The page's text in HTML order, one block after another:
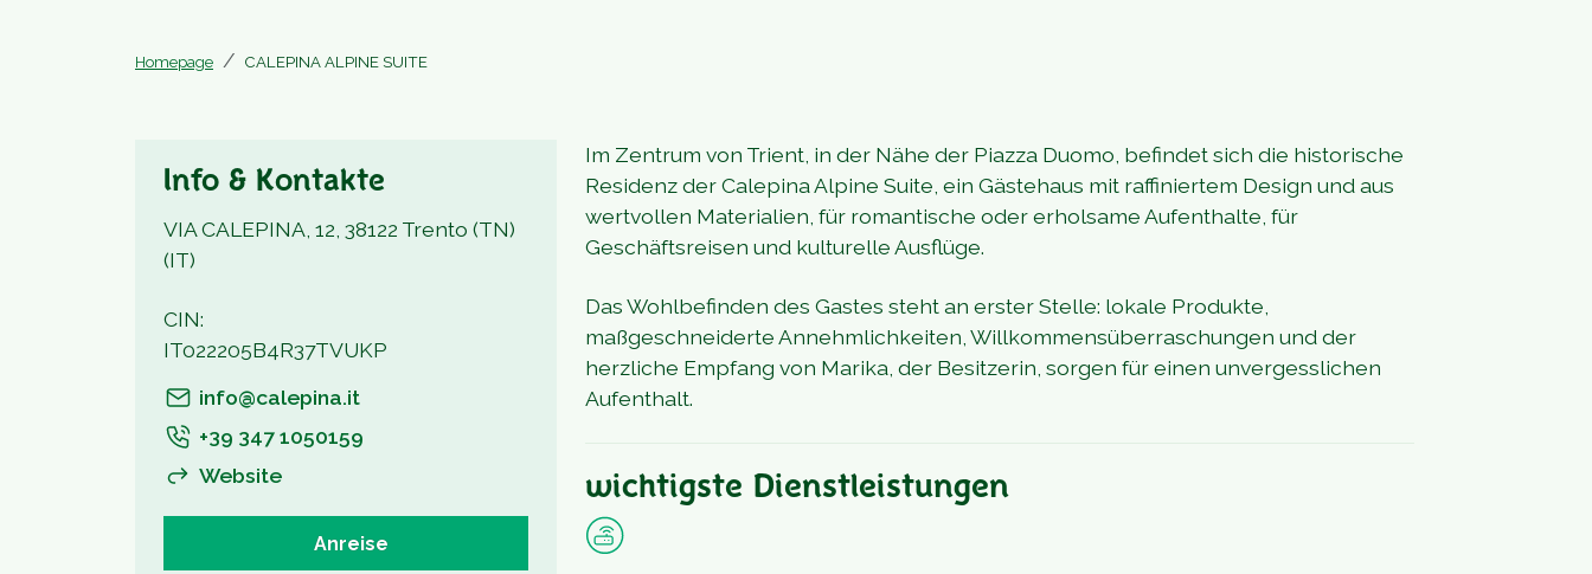
Homepage CALEPINA ALPINE SUITE
Im Zentrum von Trient, in der Nähe der Piazza Duomo, befindet sich die historische
Residenz der Calepina Alpine Suite, ein Gästehaus mit raffiniertem Design und aus
wertvollen Materialien, für romantische oder erholsame Aufenthalte, für
Geschäftsreisen und kulturelle Ausflüge.
Das Wohlbefinden des Gastes steht an erster Stelle: lokale Produkte,
maßgeschneiderte Annehmlichkeiten, Willkommensüberraschungen und der
herzliche Empfang von Marika, der Besitzerin, sorgen für einen unvergesslichen
Aufenthalt.
wichtigste Dienstleistungen
Info & Kontakte
VIA CALEPINA, 12, 38122 Trento (TN)
(IT)
CIN:
IT022205B4R37TVUKP
info@calepina.it
+39 347 1050159
Website
Anreise